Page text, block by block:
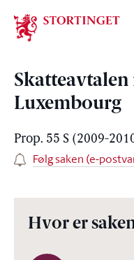
Stortinget.no
Luxembourg
Prop. 55 S (2009-
Følg saken (e-
Hvor er